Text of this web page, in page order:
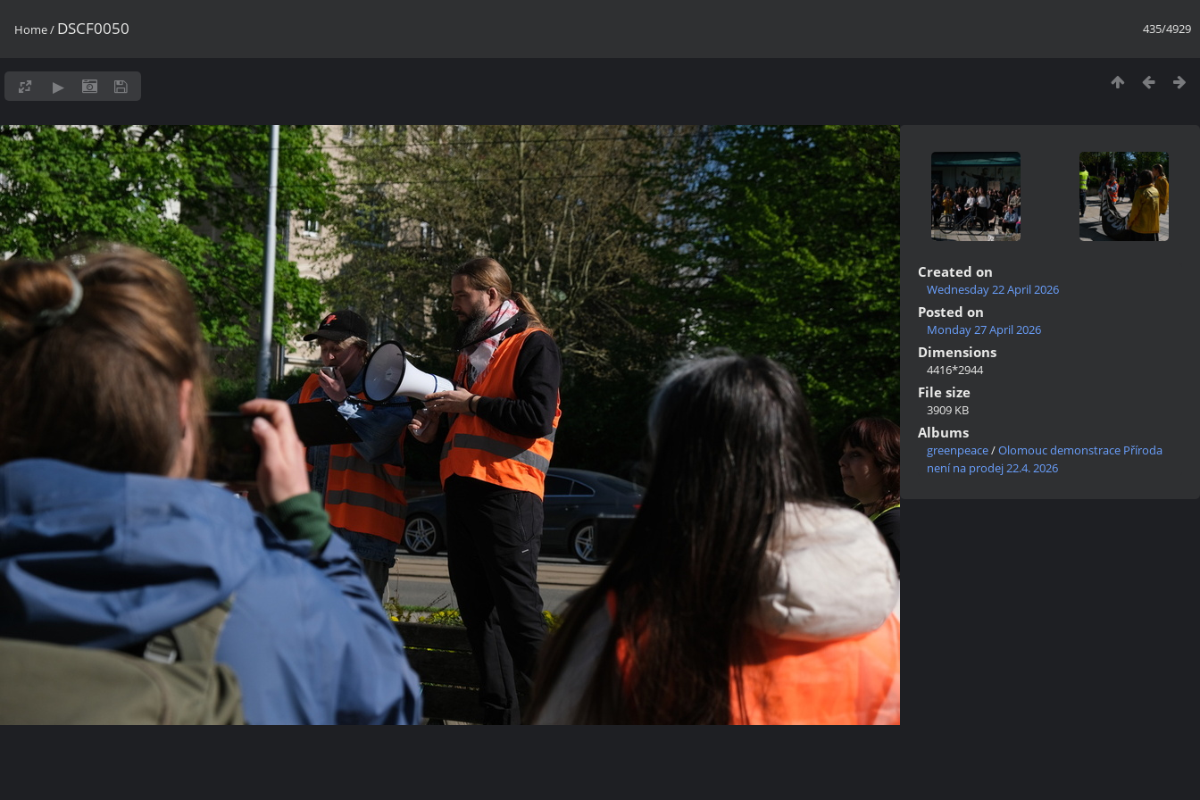
435/4929
Home/ DSCF0050
Created on
Wednesday 22 April 2026
Posted on
Monday 27 April 2026
Dimensions
4416*2944
File size
3909 KB
Albums
greenpeace/Olomouc demonstrace Příroda
není na prodej 22.4. 2026